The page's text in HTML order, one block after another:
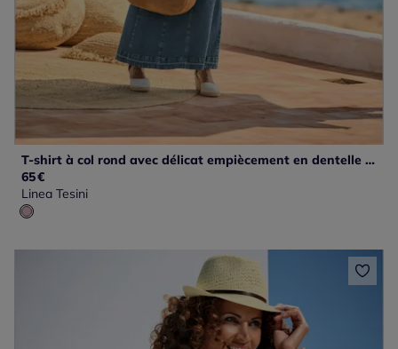
T-shirt à col rond avec délicat empiècement en dentelle et fentes latérales
65€
Linea Tesini